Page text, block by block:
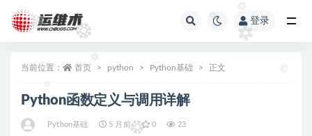
登录
当前位置： 首页 python Python基础 正文
Python函数定义与调用详解
Python基础 5 月前 0 23
全部